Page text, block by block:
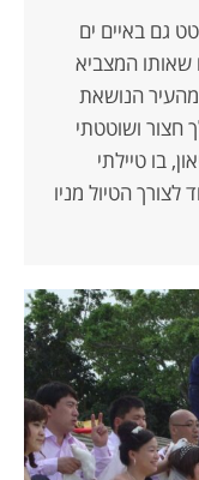
גם באיים ים
שאותו המצביא
הנושאת
חצור ושוטטתי
בו טיילתי
הטיול מניו